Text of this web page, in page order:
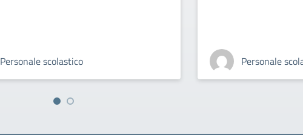
Personale scolastico Personale